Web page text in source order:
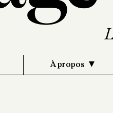
À propos